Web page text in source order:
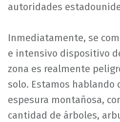
autoridades
Inmediatamente, se
e intensivo dispositivo
zona es realmente
solo. Estamos hablando
espesura montañosa,
cantidad de árboles,